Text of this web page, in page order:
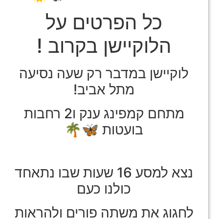
כל הפרטים על
הלוקיישן בקרוב !
לוקיישן במדבר רק שעה נסיעה
מתל אביב!
מתחם קמפינג ענק ו2 רחבות
בועטות 🦋🌴
נצא למסע 16 שעות שבו נתאחד
כולנו כעם
לחגוג את משתה פורים ולהראות